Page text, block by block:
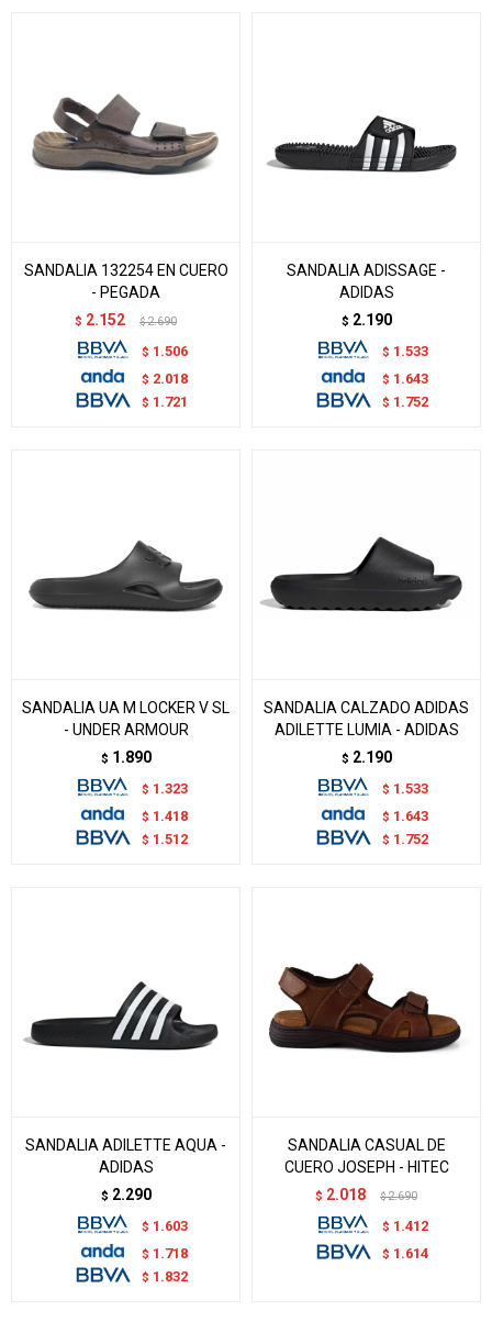
SANDALIA 132254 EN CUERO
- PEGADA
$ 2.152 $ 2.690
$ 1.506
$ 2.018
$ 1.721
SANDALIA ADISSAGE -
ADIDAS
$ 2.190
$ 1.533
$ 1.643
$ 1.752
SANDALIA UA M LOCKER V SL
- UNDER ARMOUR
$ 1.890
$ 1.323
$ 1.418
$ 1.512
SANDALIA CALZADO ADIDAS
ADILETTE LUMIA - ADIDAS
$ 2.190
$ 1.533
$ 1.643
$ 1.752
SANDALIA ADILETTE AQUA -
ADIDAS
$ 2.290
$ 1.603
$ 1.718
$ 1.832
SANDALIA CASUAL DE
CUERO JOSEPH - HITEC
$ 2.018 $ 2.690
$ 1.412
$ 1.614